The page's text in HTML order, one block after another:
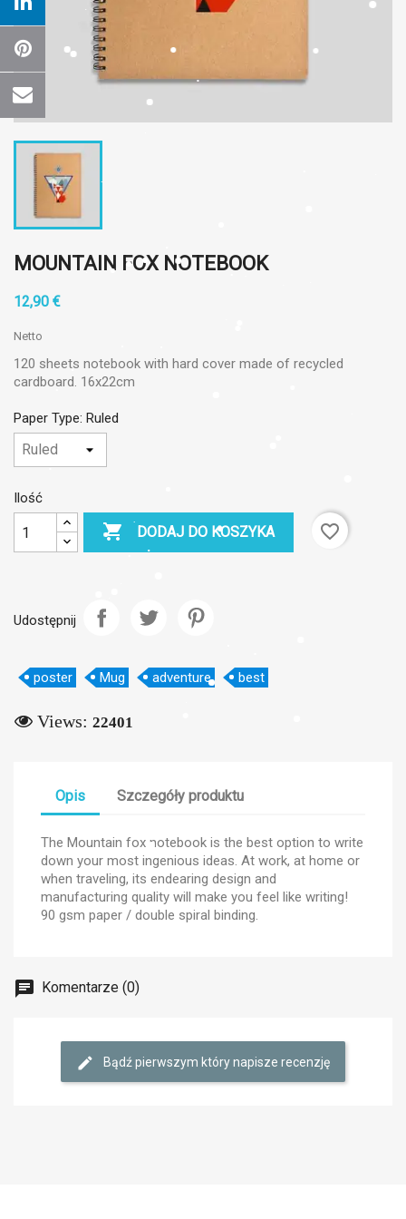
MOUNTAIN FOX NOTEBOOK
12,90 €
Netto
120 sheets notebook with hard cover made of recycled
cardboard. 16x22cm
Paper Type: Ruled
Ilość
 DODAJ DO KOSZYKA favorite_border
Udostępnij
poster Mug adventure best
Views: 22401
Opis Szczegóły produktu
The Mountain fox notebook is the best option to write
down your most ingenious ideas. At work, at home or
when traveling, its endearing design and
manufacturing quality will make you feel like writing!
90 gsm paper / double spiral binding.
Komentarze (0)
Bądź pierwszym który napisze recenzję
Nazwa listy życzeń
Anuluj